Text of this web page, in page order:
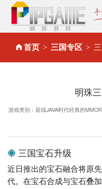
首页 三国专区
明珠
游戏类别：延续JAVA时代经典的
三国宝石升级
近日推出的宝石融合将原
代。在宝石合成与宝石叠